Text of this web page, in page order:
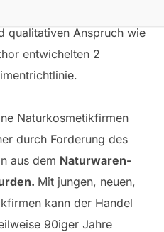
qualitativen Anspruch wie
entwichelten 2
Naturkosmetikfirmen
durch Forderung des
aus dem Naturwaren-
Mit jungen, neuen,
kann der Handel
90iger Jahre